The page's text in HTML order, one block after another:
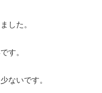
した。
す。
ないです。